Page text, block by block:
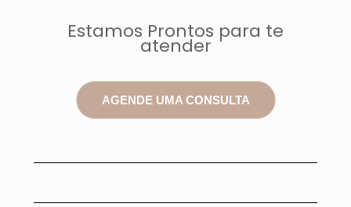
Estamos Prontos para te
atender
AGENDE UMA CONSULTA